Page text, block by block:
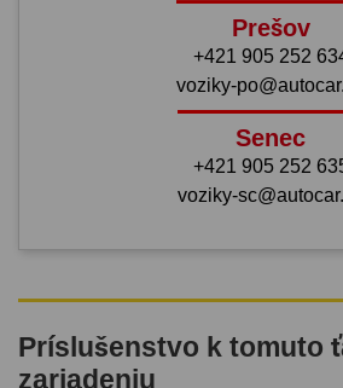
Prešov
+421 905 252
voziky-
Senec
+421 905 252
voziky-
Príslušenstvo k tomuto
zariadeniu